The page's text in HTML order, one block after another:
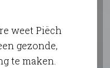
weet Piëch
gezonde,
te maken.